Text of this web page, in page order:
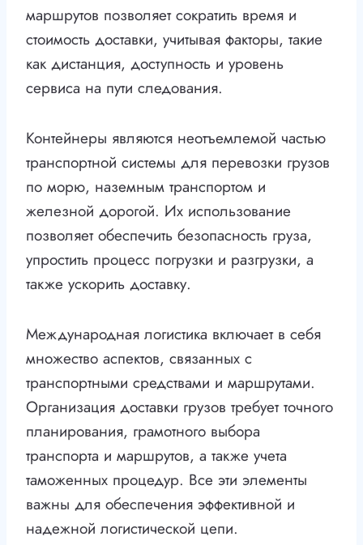
маршрутов позволяет сократить время и
стоимость доставки, учитывая факторы, такие
как дистанция, доступность и уровень
сервиса на пути следования.
Контейнеры являются неотъемлемой частью
транспортной системы для перевозки грузов
по морю, наземным транспортом и
железной дорогой. Их использование
позволяет обеспечить безопасность груза,
упростить процесс погрузки и разгрузки, а
также ускорить доставку.
Международная логистика включает в себя
множество аспектов, связанных с
транспортными средствами и маршрутами.
Организация доставки грузов требует точного
планирования, грамотного выбора
транспорта и маршрутов, а также учета
таможенных процедур. Все эти элементы
важны для обеспечения эффективной и
надежной логистической цепи.